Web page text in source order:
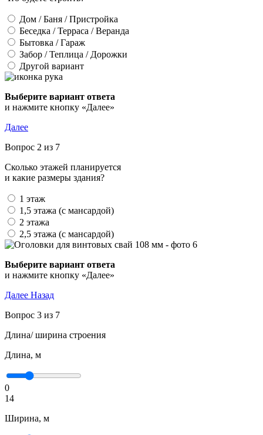
Дом / Баня / Пристройка
Беседка / Терраса / Веранда
Бытовка / Гараж
Забор / Теплица / Дорожки
Другой вариант
Выберите вариант ответа
и нажмите кнопку «Далее»
Далее
Вопрос 2 из 7
Сколько этажей планируется
и какие размеры здания?
1 этаж
1,5 этажа (с мансардой)
2 этажа
2,5 этажа (с мансардой)
Выберите вариант ответа
и нажмите кнопку «Далее»
Далее Назад
Вопрос 3 из 7
Длина/ ширина строения
Длина, м
0
14
Ширина, м